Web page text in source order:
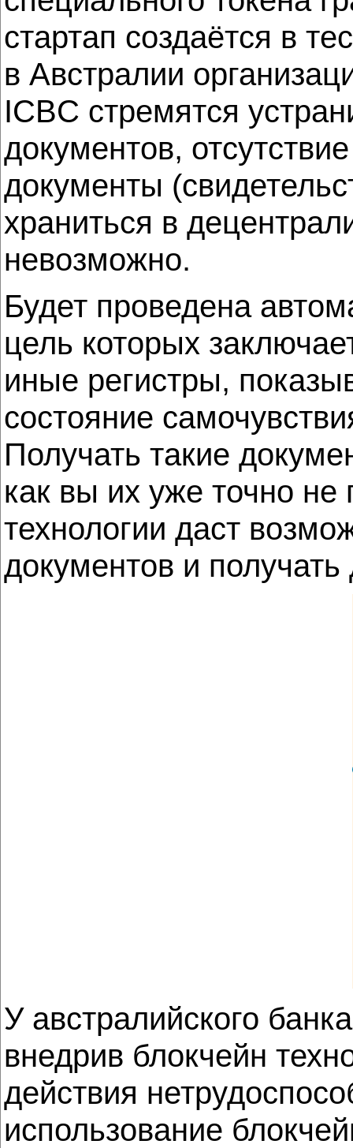
стартап создаётся в
в Австралии
ICBC стремятся
документов,
документы
храниться в
невозможно.
Будет проведена
цель которых
иные регистры,
состояние
Получать такие
как вы их уже точно не
технологии даст
документов и
У австралийского
внедрив блокчейн
действия
использование